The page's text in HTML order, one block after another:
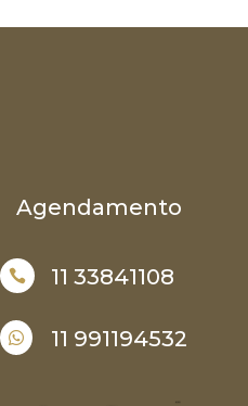
Agendamento
 11 33841108
 11 991194532